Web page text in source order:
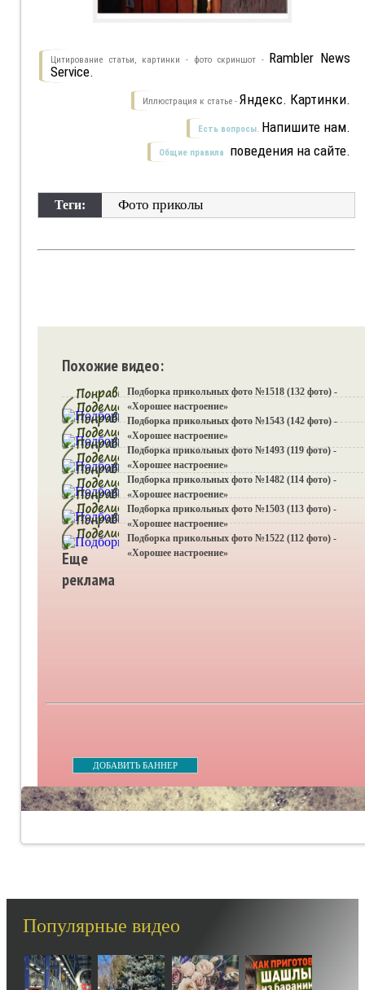
Цитирование статьи, картинки - фото скриншот - Rambler News
Service.
Иллюстрация к статье - Яндекс. Картинки.
Есть вопросы. Напишите нам.
Общие правила поведения на сайте.
Теги: Фото приколы
Похожие видео:
Подборка прикольных фото №1518 (132 фото) -
«Хорошее настроение»
Подборка прикольных фото №1543 (142 фото) -
«Хорошее настроение»
Подборка прикольных фото №1493 (119 фото) -
«Хорошее настроение»
Подборка прикольных фото №1482 (114 фото) -
«Хорошее настроение»
Подборка прикольных фото №1503 (113 фото) -
«Хорошее настроение»
Подборка прикольных фото №1522 (112 фото) -
«Хорошее настроение»
Еще
реклама
ДОБАВИТЬ БАННЕР
Популярные видео